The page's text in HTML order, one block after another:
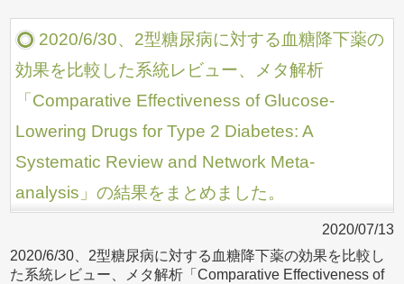
2020/6/30、2型糖尿病に対する血糖降下薬の
効果を比較した系統レビュー、メタ解析
「Comparative Effectiveness of Glucose-
Lowering Drugs for Type 2 Diabetes: A
Systematic Review and Network Meta-
analysis」の結果をまとめました。
2020/07/13
2020/6/30、2型糖尿病に対する血糖降下薬の効果を比較し
た系統レビュー、メタ解析「Comparative Effectiveness of